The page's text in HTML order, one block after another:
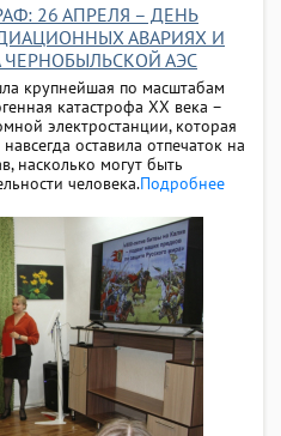
26 АПРЕЛЯ – ДЕНЬ
АВАРИЯХ И
ЧЕРНОБЫЛЬСКОЙ АЭС
крупнейшая по масштабам
катастрофа ХХ века –
электростанции, которая
оставила отпечаток на
насколько могут быть
человека.Подробнее